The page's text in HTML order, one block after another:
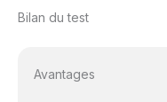
Bilan du test
Avantages